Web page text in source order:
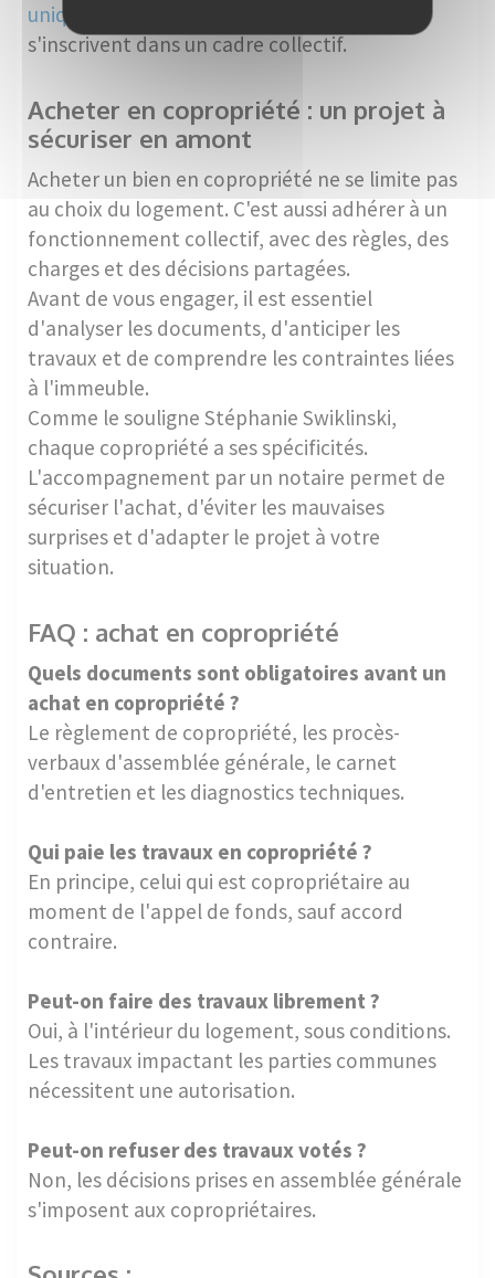
uniquement d'un choix individuel
s'inscrivent dans un cadre collectif.
Acheter en copropriété : un projet à
sécuriser en amont
Acheter un bien en copropriété ne se limite pas
au choix du logement. C'est aussi adhérer à un
fonctionnement collectif, avec des règles, des
charges et des décisions partagées.
Avant de vous engager, il est essentiel
d'analyser les documents, d'anticiper les
travaux et de comprendre les contraintes liées
à l'immeuble.
Comme le souligne Stéphanie Swiklinski,
chaque copropriété a ses spécificités.
L'accompagnement par un notaire permet de
sécuriser l'achat, d'éviter les mauvaises
surprises et d'adapter le projet à votre
situation.
FAQ : achat en copropriété
Quels documents sont obligatoires avant un
achat en copropriété ?
Le règlement de copropriété, les procès-
verbaux d'assemblée générale, le carnet
d'entretien et les diagnostics techniques.
Qui paie les travaux en copropriété ?
En principe, celui qui est copropriétaire au
moment de l'appel de fonds, sauf accord
contraire.
Peut-on faire des travaux librement ?
Oui, à l'intérieur du logement, sous conditions.
Les travaux impactant les parties communes
nécessitent une autorisation.
Peut-on refuser des travaux votés ?
Non, les décisions prises en assemblée générale
s'imposent aux copropriétaires.